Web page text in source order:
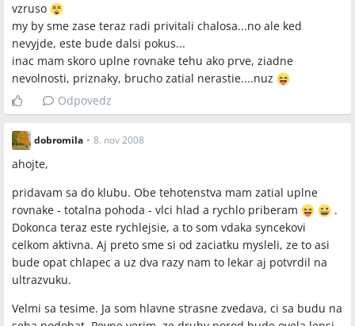
vzruso
my by sme zase teraz radi privitali chalosa...no ale ked
nevyjde, este bude dalsi pokus...
inac mam skoro uplne rovnake tehu ako prve, ziadne
nevolnosti, priznaky, brucho zatial nerastie....nuz
Odpovedz
dobromila • 8. nov 2008
ahojte,
pridavam sa do klubu. Obe tehotenstva mam zatial uplne
rovnake - totalna pohoda - vlci hlad a rychlo priberam
.
Dokonca teraz este rychlejsie, a to som vdaka syncekovi
celkom aktivna. Aj preto sme si od zaciatku mysleli, ze to asi
bude opat chlapec a uz dva razy nam to lekar aj potvrdil na
ultrazvuku.
Velmi sa tesime. Ja som hlavne strasne zvedava, ci sa budu na